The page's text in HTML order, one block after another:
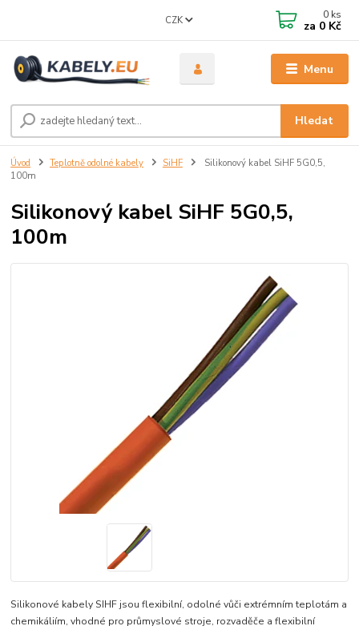
Menu
CZK
Hledat
0 ks
za 0 Kč
Úvod Teplotně odolné kabely SiHF
Silikonový kabel SiHF 5G0,5,
100m
Silikonový kabel SiHF 5G0,5,
100m
Silikonové kabely SIHF jsou flexibilní, odolné vůči extrémním teplotám a
chemikáliím, vhodné pro průmyslové stroje, rozvaděče a flexibilní